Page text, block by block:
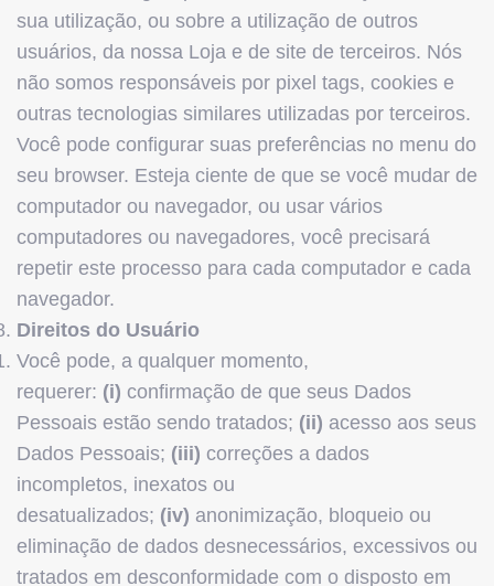
sua utilização, ou sobre a utilização de outros
usuários, da nossa Loja e de site de terceiros. Nós
não somos responsáveis por pixel tags, cookies e
outras tecnologias similares utilizadas por terceiros.
Você pode configurar suas preferências no menu do
seu browser. Esteja ciente de que se você mudar de
computador ou navegador, ou usar vários
computadores ou navegadores, você precisará
repetir este processo para cada computador e cada
navegador.
Direitos do Usuário
Você pode, a qualquer momento,
requerer: (i) confirmação de que seus Dados
Pessoais estão sendo tratados; (ii) acesso aos seus
Dados Pessoais; (iii) correções a dados
incompletos, inexatos ou
desatualizados; (iv) anonimização, bloqueio ou
eliminação de dados desnecessários, excessivos ou
tratados em desconformidade com o disposto em